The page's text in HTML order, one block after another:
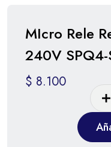
MIcro Rele
240V SPQ4-
$ 8.100